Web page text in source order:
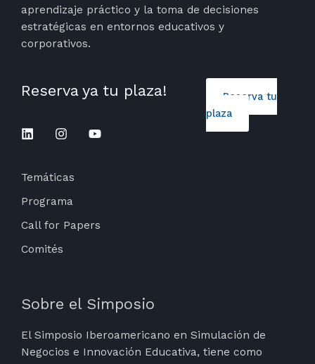
aprendizaje práctico y la toma de decisiones
estratégicas en entornos educativos y
corporativos.
Reserva ya tu plaza!
Reserva tu
plaza
Temáticas
Programa
Call for Papers
Comités
Sobre el Simposio
El Simposio Iberoamericano en Simulación de
Negocios e Innovación Educativa, tiene como